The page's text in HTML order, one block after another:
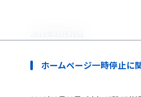
ホームページ一時停止に